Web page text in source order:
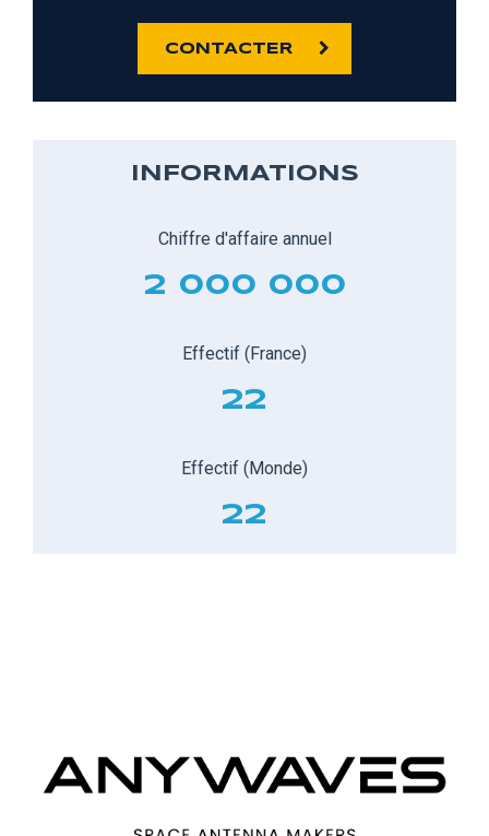
CONTACTER
INFORMATIONS
Chiffre d'affaire annuel
2 000 000
Effectif (France)
22
Effectif (Monde)
22